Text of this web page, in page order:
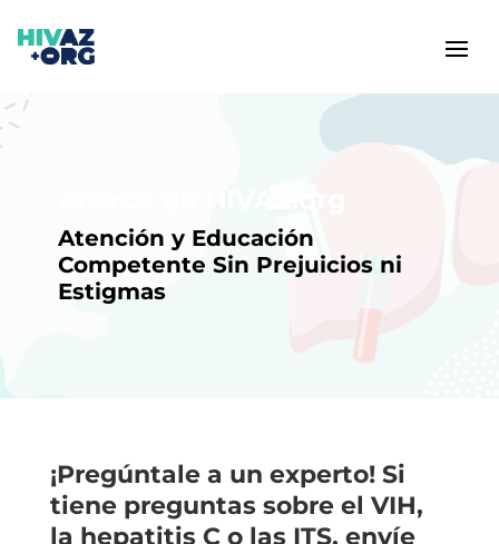
Atención y Educación
Competente Sin Prejuicios ni
Estigmas
¡Pregúntale a un experto! Si
tiene preguntas sobre el VIH,
la hepatitis C o las ITS, envíe